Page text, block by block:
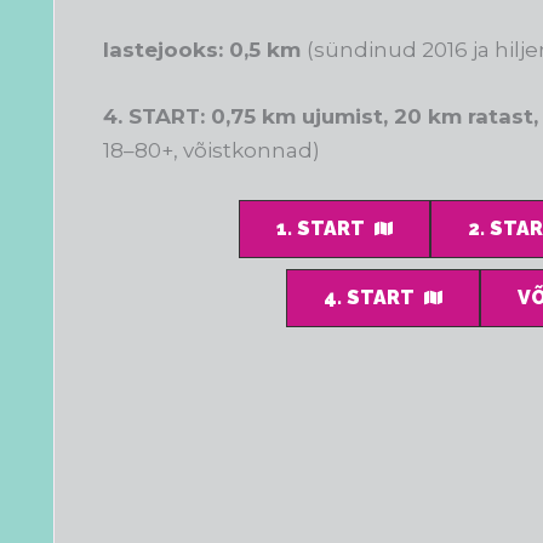
lastejooks: 0,5 km (sündinud 2016 ja
4. START: 0,75 km ujumist, 20 km
18–80+, võistkonnad)
1. START 2.
4. START